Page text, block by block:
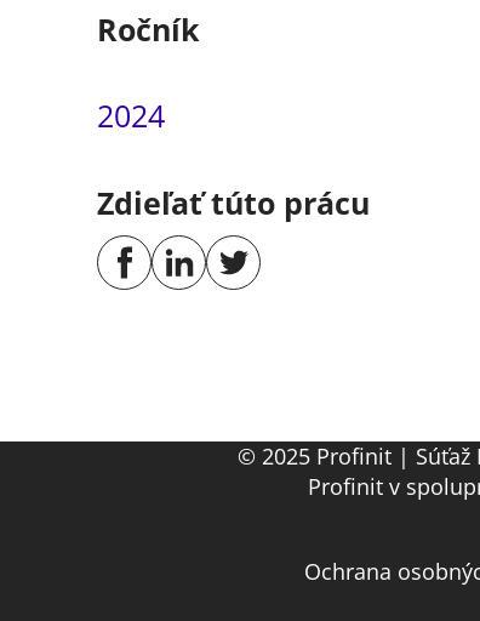
Ročník
2024
Zdieľať túto prácu
© 2025 Profinit | Súťaž
Profinit v
Ochrana